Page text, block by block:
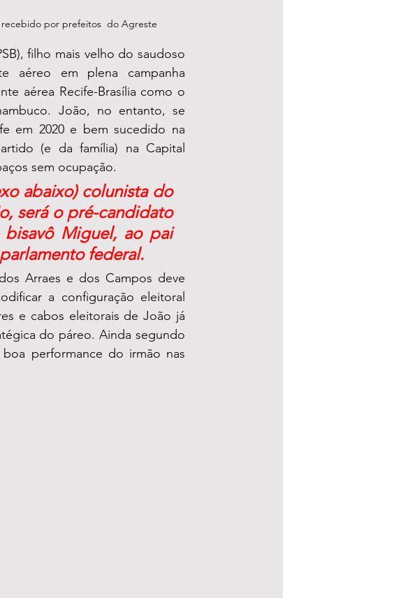
por prefeitos  do Agreste
filho mais velho do saudoso
aéreo em plena campanha
aérea Recife-Brasília como o
João, no entanto, se
em 2020 e bem sucedido na
(e da família) na Capital
sem ocupação.
abaixo) colunista do
será o pré-candidato
Miguel, ao pai
federal.
Arraes e dos Campos deve
a configuração eleitoral
e cabos eleitorais de João já
do páreo. Ainda segundo
performance do irmão nas